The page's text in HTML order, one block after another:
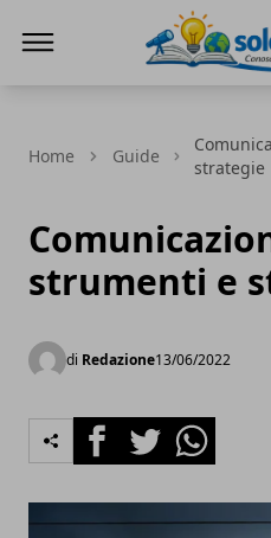
Home Guide
strategie
strumenti e
di Redazione13/06/2022
FacebookTwitterWhatsapp